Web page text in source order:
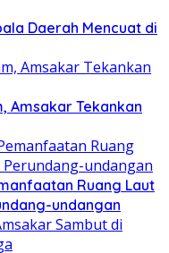
Daerah Mencuat di
Amsakar Tekankan
Ruang Laut
undangan